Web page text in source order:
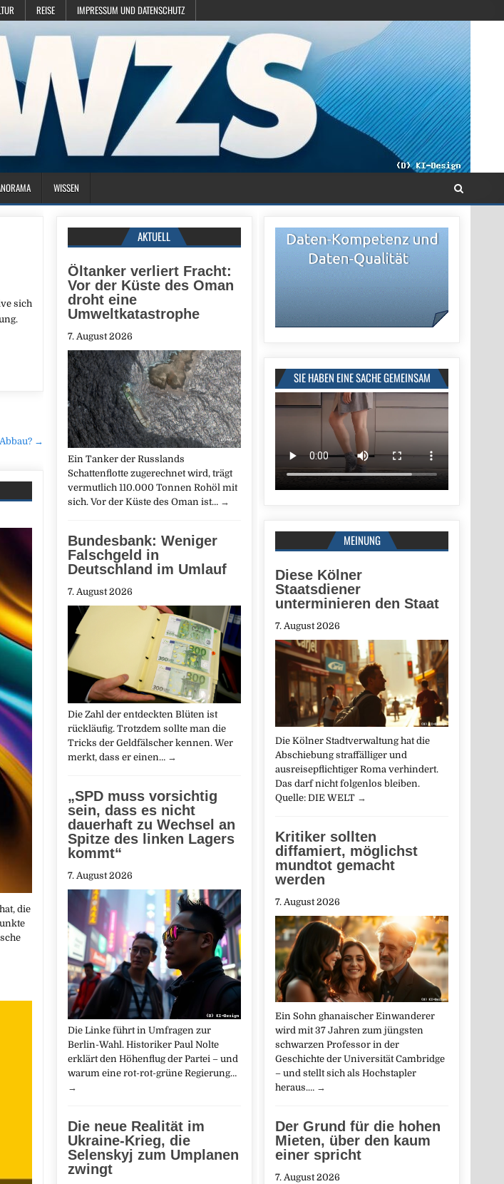
REISE IMPRESSUM UND DATENSCHUTZ
WISSEN
sich
→
die
SIE HABEN EINE SACHE GEMEINSAM
MEINUNG
Diese Kölner
Staatsdiener
unterminieren den Staat
7. August 2026
Die Kölner Stadtverwaltung hat die
Abschiebung straffälliger und
ausreisepflichtiger Roma verhindert.
Das darf nicht folgenlos bleiben.
Quelle: DIE WELT →
Kritiker sollten
diffamiert, möglichst
mundtot gemacht
werden
7. August 2026
Ein Sohn ghanaischer Einwanderer
wird mit 37 Jahren zum jüngsten
schwarzen Professor in der
Geschichte der Universität Cambridge
– und stellt sich als Hochstapler
heraus.… →
Der Grund für die hohen
Mieten, über den kaum
einer spricht
7. August 2026
AKTUELL
Öltanker verliert Fracht:
Vor der Küste des Oman
droht eine
Umweltkatastrophe
7. August 2026
Ein Tanker der Russlands
Schattenflotte zugerechnet wird, trägt
vermutlich 110.000 Tonnen Rohöl mit
sich. Vor der Küste des Oman ist… →
Bundesbank: Weniger
Falschgeld in
Deutschland im Umlauf
7. August 2026
Die Zahl der entdeckten Blüten ist
rückläufig. Trotzdem sollte man die
Tricks der Geldfälscher kennen. Wer
merkt, dass er einen… →
„SPD muss vorsichtig
sein, dass es nicht
dauerhaft zu Wechsel an
Spitze des linken Lagers
kommt“
7. August 2026
Die Linke führt in Umfragen zur
Berlin-Wahl. Historiker Paul Nolte
erklärt den Höhenflug der Partei – und
warum eine rot-rot-grüne Regierung…
→
Die neue Realität im
Ukraine-Krieg, die
Selenskyj zum Umplanen
zwingt